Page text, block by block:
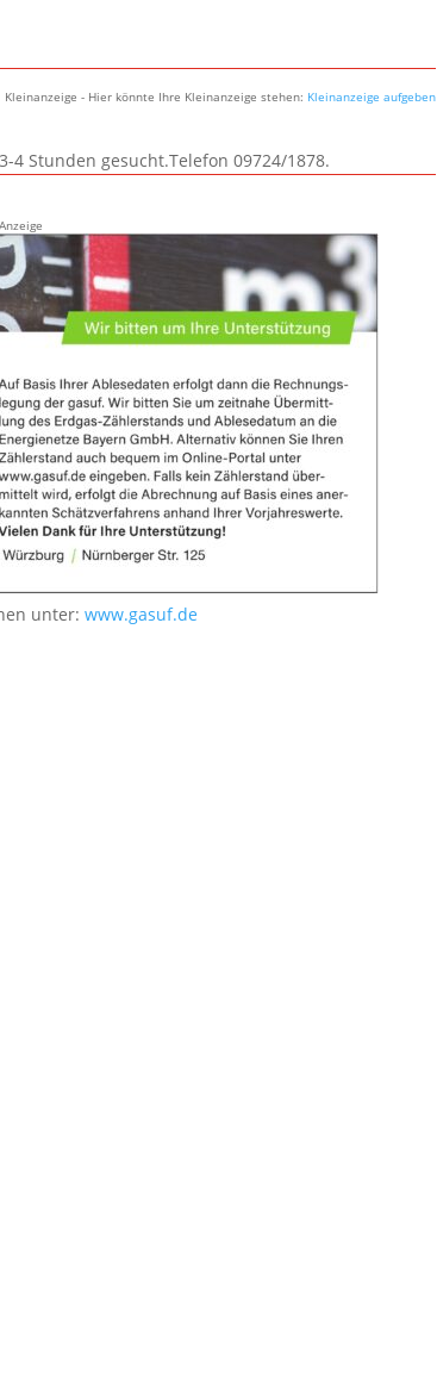
Kleinanzeige - Hier könnte Ihre Kleinanzeige stehen: Kleinanzeige aufgeben
Stunden gesucht.Telefon 09724/1878.
Anzeige
unter: www.gasuf.de